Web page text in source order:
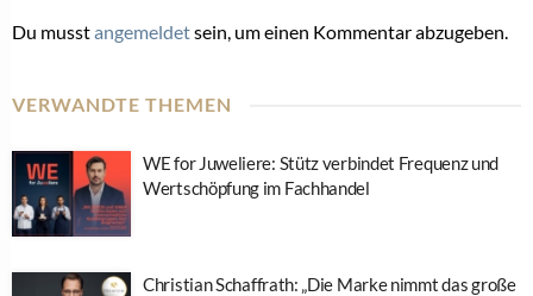
Du musstangemeldetsein, um einen Kommentar abzugeben.
VERWANDTE THEMEN
WE for Juweliere: Stütz verbindet Frequenz und
Wertschöpfung im Fachhandel
Christian Schaffrath: „Die Marke nimmt das große